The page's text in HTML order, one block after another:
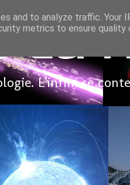
là
L'infini se
and to analyze traffic. Your
metrics to ensure quality